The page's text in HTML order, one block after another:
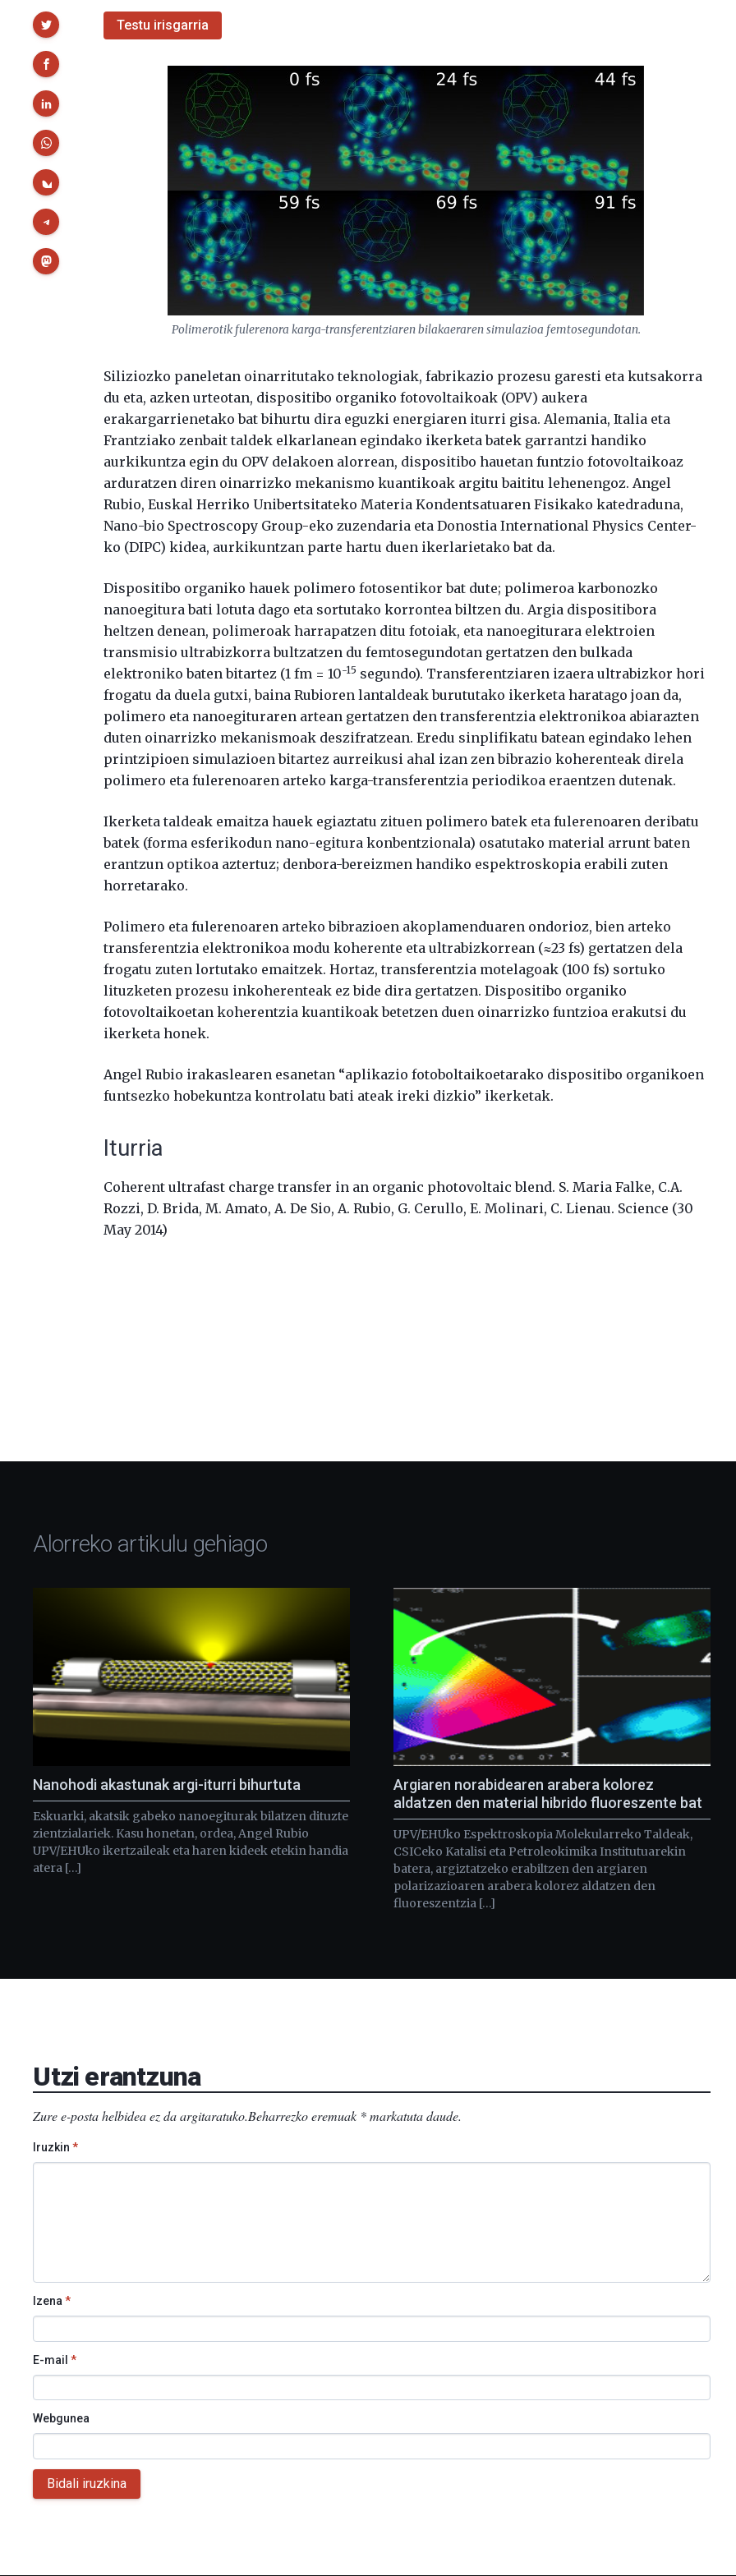
Testu irisgarria
Polimerotik fulerenora karga-transferentziaren bilakaeraren simulazioa femtosegundotan.
Siliziozko paneletan oinarritutako teknologiak, fabrikazio prozesu garesti eta kutsakorra
du eta, azken urteotan, dispositibo organiko fotovoltaikoak (OPV) aukera
erakargarrienetako bat bihurtu dira eguzki energiaren iturri gisa. Alemania, Italia eta
Frantziako zenbait taldek elkarlanean egindako ikerketa batek garrantzi handiko
aurkikuntza egin du OPV delakoen alorrean, dispositibo hauetan funtzio fotovoltaikoaz
arduratzen diren oinarrizko mekanismo kuantikoak argitu baititu lehenengoz. Angel
Rubio, Euskal Herriko Unibertsitateko Materia Kondentsatuaren Fisikako katedraduna,
Nano-bio Spectroscopy Group-eko zuzendaria eta Donostia International Physics Center-
ko (DIPC) kidea, aurkikuntzan parte hartu duen ikerlarietako bat da.
Dispositibo organiko hauek polimero fotosentikor bat dute; polimeroa karbonozko
nanoegitura bati lotuta dago eta sortutako korrontea biltzen du. Argia dispositibora
heltzen denean, polimeroak harrapatzen ditu fotoiak, eta nanoegiturara elektroien
transmisio ultrabizkorra bultzatzen du femtosegundotan gertatzen den bulkada
elektroniko baten bitartez (1 fm = 10-15 segundo). Transferentziaren izaera ultrabizkor hori
frogatu da duela gutxi, baina Rubioren lantaldeak burututako ikerketa haratago joan da,
polimero eta nanoegituraren artean gertatzen den transferentzia elektronikoa abiarazten
duten oinarrizko mekanismoak deszifratzean. Eredu sinplifikatu batean egindako lehen
printzipioen simulazioen bitartez aurreikusi ahal izan zen bibrazio koherenteak direla
polimero eta fulerenoaren arteko karga-transferentzia periodikoa eraentzen dutenak.
Ikerketa taldeak emaitza hauek egiaztatu zituen polimero batek eta fulerenoaren deribatu
batek (forma esferikodun nano-egitura konbentzionala) osatutako material arrunt baten
erantzun optikoa aztertuz; denbora-bereizmen handiko espektroskopia erabili zuten
horretarako.
Polimero eta fulerenoaren arteko bibrazioen akoplamenduaren ondorioz, bien arteko
transferentzia elektronikoa modu koherente eta ultrabizkorrean (≈23 fs) gertatzen dela
frogatu zuten lortutako emaitzek. Hortaz, transferentzia motelagoak (100 fs) sortuko
lituzketen prozesu inkoherenteak ez bide dira gertatzen. Dispositibo organiko
fotovoltaikoetan koherentzia kuantikoak betetzen duen oinarrizko funtzioa erakutsi du
ikerketa honek.
Angel Rubio irakaslearen esanetan “aplikazio fotoboltaikoetarako dispositibo organikoen
funtsezko hobekuntza kontrolatu bati ateak ireki dizkio” ikerketak.
Iturria
Coherent ultrafast charge transfer in an organic photovoltaic blend. S. Maria Falke, C.A.
Rozzi, D. Brida, M. Amato, A. De Sio, A. Rubio, G. Cerullo, E. Molinari, C. Lienau. Science (30
May 2014)
Partekatu
Alorreko artikulu gehiago
Nanohodi akastunak argi-iturri bihurtuta
Eskuarki, akatsik gabeko nanoegiturak bilatzen dituzte
zientzialariek. Kasu honetan, ordea, Angel Rubio
UPV/EHUko ikertzaileak eta haren kideek etekin handia
atera […]
Argiaren norabidearen arabera kolorez
aldatzen den material hibrido fluoreszente bat
UPV/EHUko Espektroskopia Molekularreko Taldeak,
CSICeko Katalisi eta Petroleokimika Institutuarekin
batera, argiztatzeko erabiltzen den argiaren
polarizazioaren arabera kolorez aldatzen den
fluoreszentzia […]
Utzi erantzuna
Zure e-posta helbidea ez da argitaratuko.Beharrezko eremuak *markatuta daude.
Iruzkin*
Izena*
E-mail*
Webgunea
Bidali iruzkina